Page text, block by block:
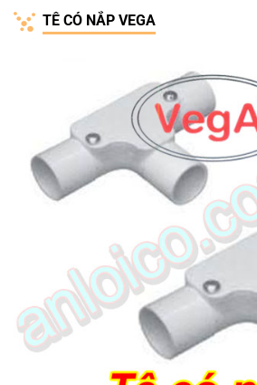
TÊ CÓ NẮP VEGA